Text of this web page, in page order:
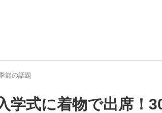
節の話題
学式に着物で出席！